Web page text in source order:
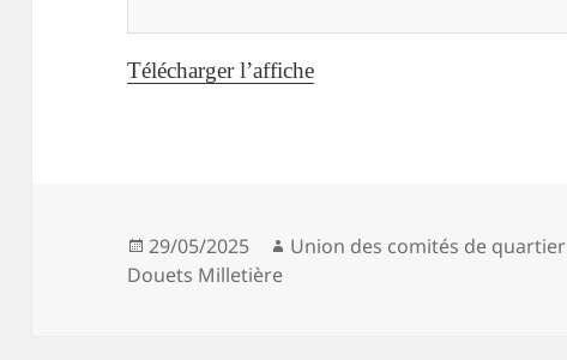
Télécharger l’affiche
Publié
le
29/05/2025 Auteur
Union des comités de quartier
Douets Milletière